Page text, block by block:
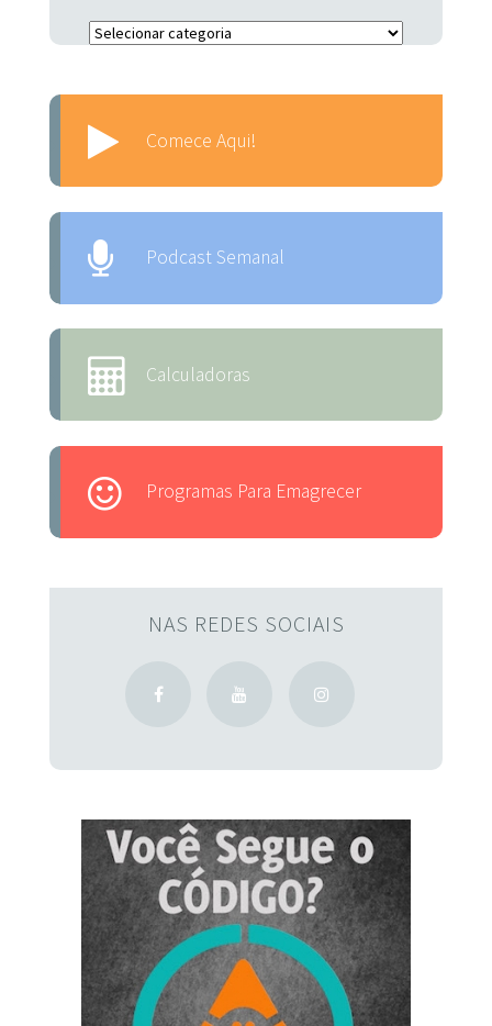
Escolha o Assunto:
Comece Aqui!
Podcast Semanal
Calculadoras
Programas Para Emagrecer
NAS REDES SOCIAIS